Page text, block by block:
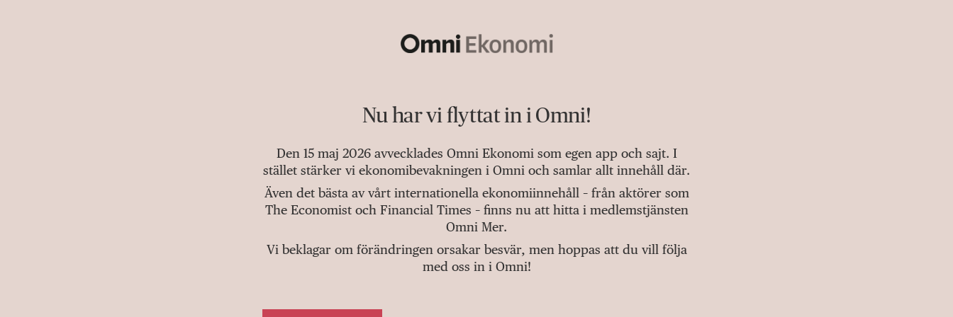
Nu har vi flyttat in i Omni!
Den 15 maj 2026 avvecklades Omni Ekonomi som egen app och sajt. I
stället stärker vi ekonomibevakningen i Omni och samlar allt innehåll där.
Även det bästa av vårt internationella ekonomiinnehåll – från aktörer som
The Economist och Financial Times – finns nu att hitta i medlemstjänsten
Omni Mer.
Vi beklagar om förändringen orsakar besvär, men hoppas att du vill följa
med oss in i Omni!